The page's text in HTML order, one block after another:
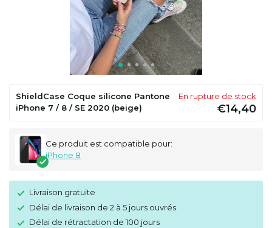
ShieldCase Coque silicone Pantone
iPhone 7 / 8 / SE 2020 (beige)
En rupture de stock
€14,40
Ce produit est compatible pour:
iPhone 8
Livraison gratuite
Délai de livraison de 2 à 5 jours ouvrés
Délai de rétractation de 100 jours